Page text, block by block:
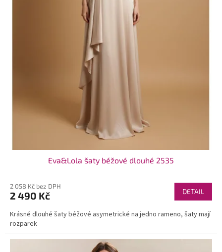
Eva&Lola šaty béžové dlouhé 2535
2 058 Kč bez DPH
2 490 Kč DETAIL
Krásné dlouhé šaty béžové asymetrické na jedno rameno, šaty mají
rozparek